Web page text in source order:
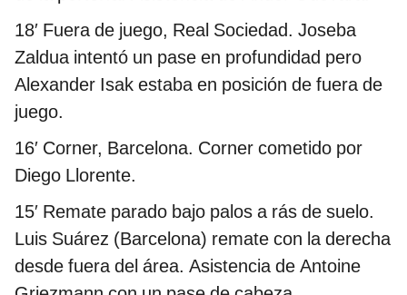
18′ Fuera de juego, Real Sociedad. Joseba
Zaldua intentó un pase en profundidad pero
Alexander Isak estaba en posición de fuera de
juego.
16′ Corner, Barcelona. Corner cometido por
Diego Llorente.
15′ Remate parado bajo palos a rás de suelo.
Luis Suárez (Barcelona) remate con la derecha
desde fuera del área. Asistencia de Antoine